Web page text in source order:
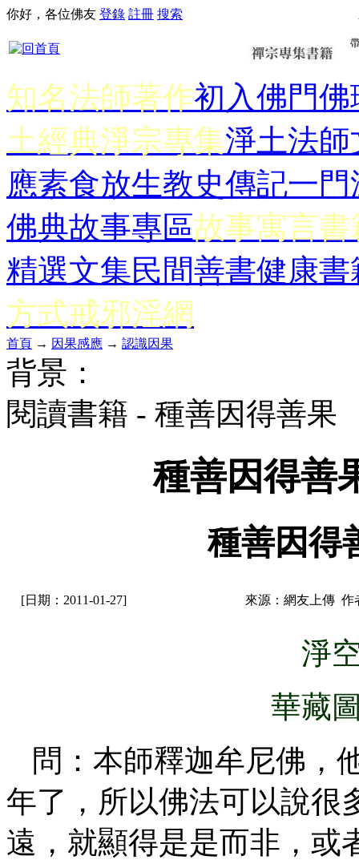
你好，各位佛友 登錄 註冊 搜索
知名法師著作初入佛門佛
土經典淨宗專集淨土法師
應素食放生教史傳記一門
佛典故事專區故事寓言書
精選文集民間善書健康書
方式戒邪淫網
首頁 → 因果感應 → 認識因果
背景：
閱讀書籍 - 種善因得善
種善因得
種善因得
[日期：2011-01-27] 來源：網友上傳 作
淨
華藏
問：本師釋迦牟尼佛，
年了，所以佛法可以說很
遠，就顯得是是而非，或